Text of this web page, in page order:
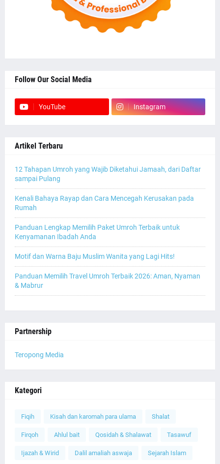
Follow Our Social Media
YouTube Instagram
Artikel Terbaru
12 Tahapan Umroh yang Wajib Diketahui Jamaah, dari Daftar
sampai Pulang
Kenali Bahaya Rayap dan Cara Mencegah Kerusakan pada
Rumah
Panduan Lengkap Memilih Paket Umroh Terbaik untuk
Kenyamanan Ibadah Anda
Motif dan Warna Baju Muslim Wanita yang Lagi Hits!
Panduan Memilih Travel Umroh Terbaik 2026: Aman, Nyaman
& Mabrur
Partnership
Teropong Media
Kategori
Fiqih Kisah dan karomah para ulama Shalat
Firqoh Ahlul bait Qosidah & Shalawat Tasawuf
Ijazah & Wirid Dalil amaliah aswaja Sejarah Islam